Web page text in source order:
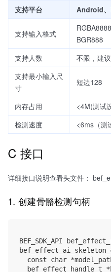
支持平台 Android
支持输入格式
BGR888
支持人数
不限，建
支持最小输入尺
寸
短边128
内存占用
<4M(测试
检测速度
<6ms（测
C 接口
详细接口说明查看头文件：
1. 创建骨骼检测句柄
BEF_SDK_API